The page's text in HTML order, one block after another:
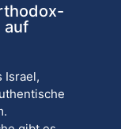
auf
Israel,